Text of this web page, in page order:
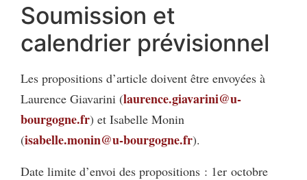
Soumission et
calendrier prévisionnel
Les propositions d’article doivent être envoyées à
Laurence Giavarini (laurence.giavarini@u-
bourgogne.fr) et Isabelle Monin
(isabelle.monin@u-bourgogne.fr).
Date limite d’envoi des propositions : 1er octobre